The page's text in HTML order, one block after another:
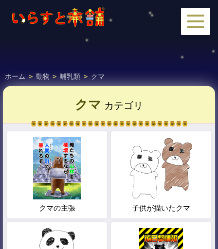
ホーム > 動物 > 哺乳類 > クマ
クマ カテゴリ
クマの主張 子供が描いたクマ